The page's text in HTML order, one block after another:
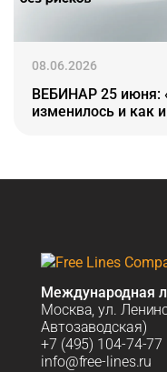
08.06.2026
ВЕБИНАР 25 июня:
изменилось и как
Международная
Москва, ул.
Автозаводская)
+7 (495) 104-74-77
info@free-lines.ru